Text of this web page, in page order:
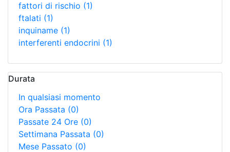
fattori di rischio (1)
ftalati (1)
inquiname (1)
interferenti endocrini (1)
Durata
In qualsiasi momento
Ora Passata (0)
Passate 24 Ore (0)
Settimana Passata (0)
Mese Passato (0)